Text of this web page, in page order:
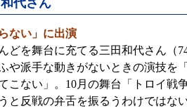
代さん
ない」に出演
を舞台に充てる三田和代さん（
や派手な動きがないときの演技を
こない」。10月の舞台「トロイ戦
と反戦の弁舌を振るうわけではな